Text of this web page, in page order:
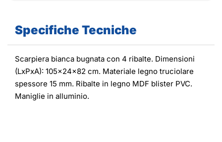
Specifiche Tecniche
Scarpiera bianca bugnata con 4 ribalte. Dimensioni
(LxPxA): 105x24x82 cm. Materiale legno truciolare
spessore 15 mm. Ribalte in legno MDF blister PVC.
Maniglie in alluminio.